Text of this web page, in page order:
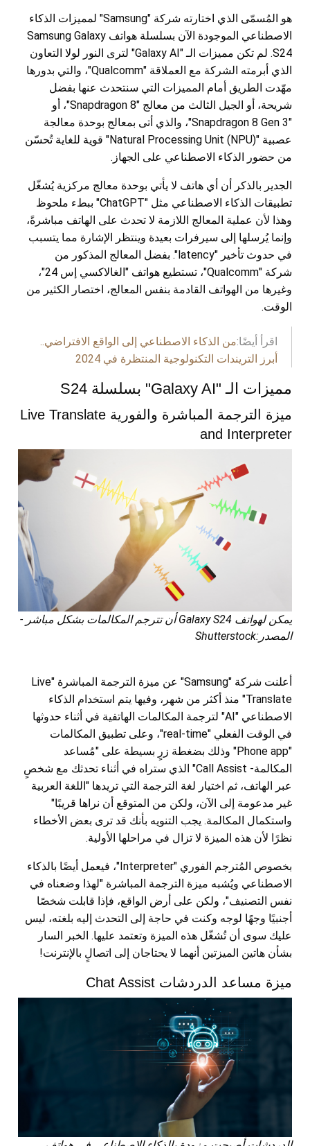
هو المُسمّى الذي اختارته شركة "Samsung" لمميزات الذكاء
الاصطناعي الموجودة الآن بسلسلة هواتف Samsung Galaxy
S24. لم تكن مميزات الـ "Galaxy AI" لترى النور لولا التعاون
الذي أبرمته الشركة مع العملاقة "Qualcomm"، والتي بدورها
مهّدت الطريق أمام المميزات التي سنتحدث عنها بفضل
شريحة، أو الجيل الثالث من معالج "Snapdragon 8"، أو
"Snapdragon 8 Gen 3"، والذي أتى بمعالج بوحدة معالجة
عصبية "Natural Processing Unit (NPU)" قوية للغاية تُحسّن
من حضور الذكاء الاصطناعي على الجهاز.
الجدير بالذكر أن أي هاتف لا يأتي بوحدة معالج مركزية يُشغّل
تطبيقات الذكاء الاصطناعي مثل "ChatGPT" ببطء ملحوظ
وهذا لأن عملية المعالج اللازمة لا تحدث على الهاتف مباشرةً،
وإنما يُرسلها إلى سيرفرات بعيدة وينتظر الإشارة مما يتسبب
في حدوث تأخير "latency". بفضل المعالج المذكور من
شركة "Qualcomm"، تستطيع هواتف "الغالاكسي إس 24"،
وغيرها من الهواتف القادمة بنفس المعالج، اختصار الكثير من
الوقت.
اقرأ أيضًا:من الذكاء الاصطناعي إلى الواقع الافتراضي..
أبرز التريندات التكنولوجية المنتظرة في 2024
مميزات الـ "Galaxy AI" بسلسلة S24
ميزة الترجمة المباشرة والفورية Live Translate
and Interpreter
يمكن لهواتف Galaxy S24 أن تترجم المكالمات بشكل مباشر -
المصدر:Shutterstock
أعلنت شركة "Samsung" عن ميزة الترجمة المباشرة "Live
Translate" منذ أكثر من شهر، وفيها يتم استخدام الذكاء
الاصطناعي "AI" لترجمة المكالمات الهاتفية في أثناء حدوثها
في الوقت الفعلي "real-time"، وعلى تطبيق المكالمات
"Phone app" وذلك بضغطة زرٍ بسيطة على "مُساعد
المكالمة- Call Assist" الذي ستراه في أثناء تحدثك مع شخصٍ
عبر الهاتف، ثم اختيار لغة الترجمة التي تريدها "اللغة العربية
غير مدعومة إلى الآن، ولكن من المتوقع أن نراها قريبًا"
واستكمال المكالمة. يجب التنويه بأنك قد ترى بعض الأخطاء
نظرًا لأن هذه الميزة لا تزال في مراحلها الأولية.
بخصوص المُترجم الفوري "Interpreter"، فيعمل أيضًا بالذكاء
الاصطناعي ويُشبه ميزة الترجمة المباشرة "لهذا وضعناه في
نفس التصنيف"، ولكن على أرض الواقع، فإذا قابلت شخصًا
أجنبيًا وجهًا لوجه وكنت في حاجة إلى التحدث إليه بلغته، ليس
عليك سوى أن تُشغّل هذه الميزة وتعتمد عليها. الخبر السار
بشأن هاتين الميزتين أنهما لا يحتاجان إلى اتصالٍ بالإنترنت!
ميزة مساعد الدردشات Chat Assist